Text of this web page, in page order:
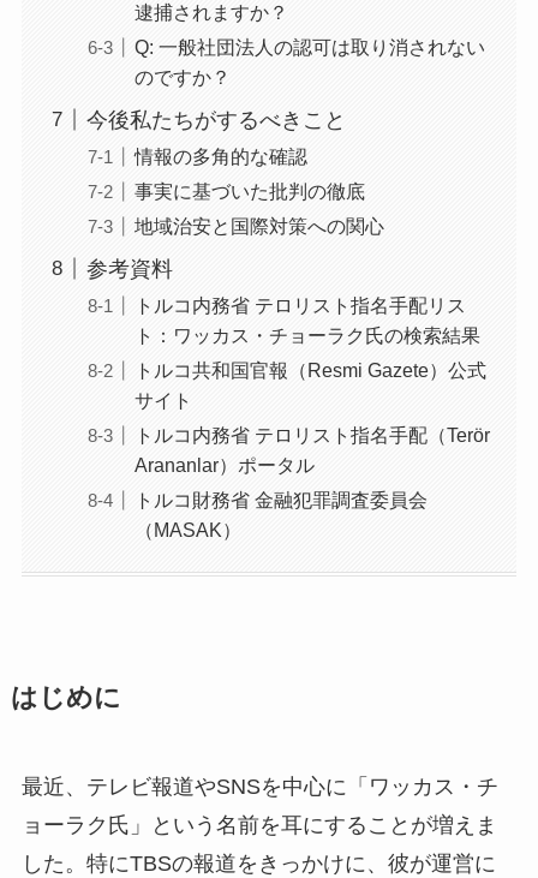
逮捕されますか？
Q: 一般社団法人の認可は取り消されない
のですか？
今後私たちがするべきこと
情報の多角的な確認
事実に基づいた批判の徹底
地域治安と国際対策への関心
参考資料
トルコ内務省 テロリスト指名手配リス
ト：ワッカス・チョーラク氏の検索結果
トルコ共和国官報（Resmi Gazete）公式
サイト
トルコ内務省 テロリスト指名手配（Terör
Arananlar）ポータル
トルコ財務省 金融犯罪調査委員会
（MASAK）
はじめに
最近、テレビ報道やSNSを中心に「ワッカス・チ
ョーラク氏」という名前を耳にすることが増えま
した。特にTBSの報道をきっかけに、彼が運営に